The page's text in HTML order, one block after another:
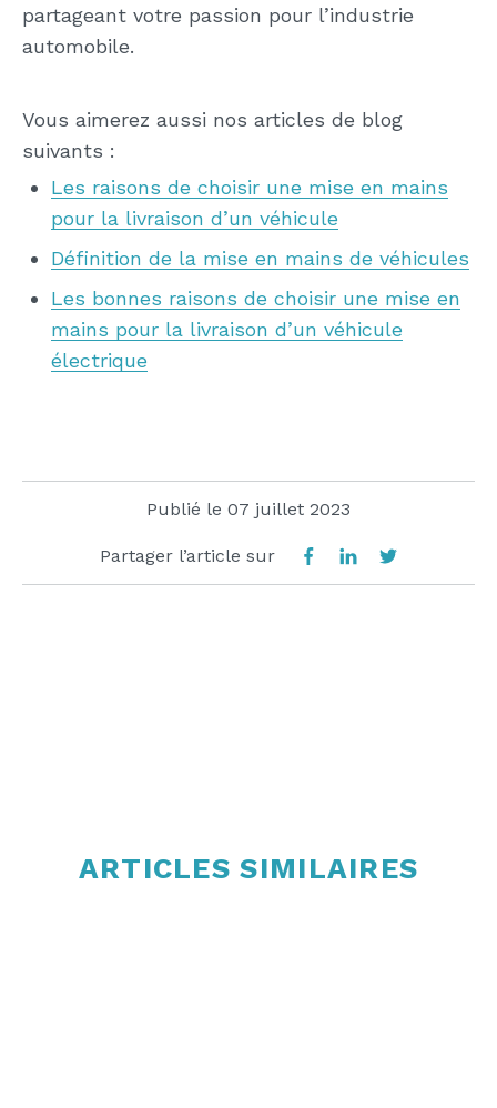
partageant votre passion pour l’industrie
automobile.
Vous aimerez aussi nos articles de blog
suivants :
Les raisons de choisir une mise en mains
pour la livraison d’un véhicule
Définition de la mise en mains de véhicules
Les bonnes raisons de choisir une mise en
mains pour la livraison d’un véhicule
électrique
Publié le 07 juillet 2023
Partager l’article sur
ARTICLES SIMILAIRES